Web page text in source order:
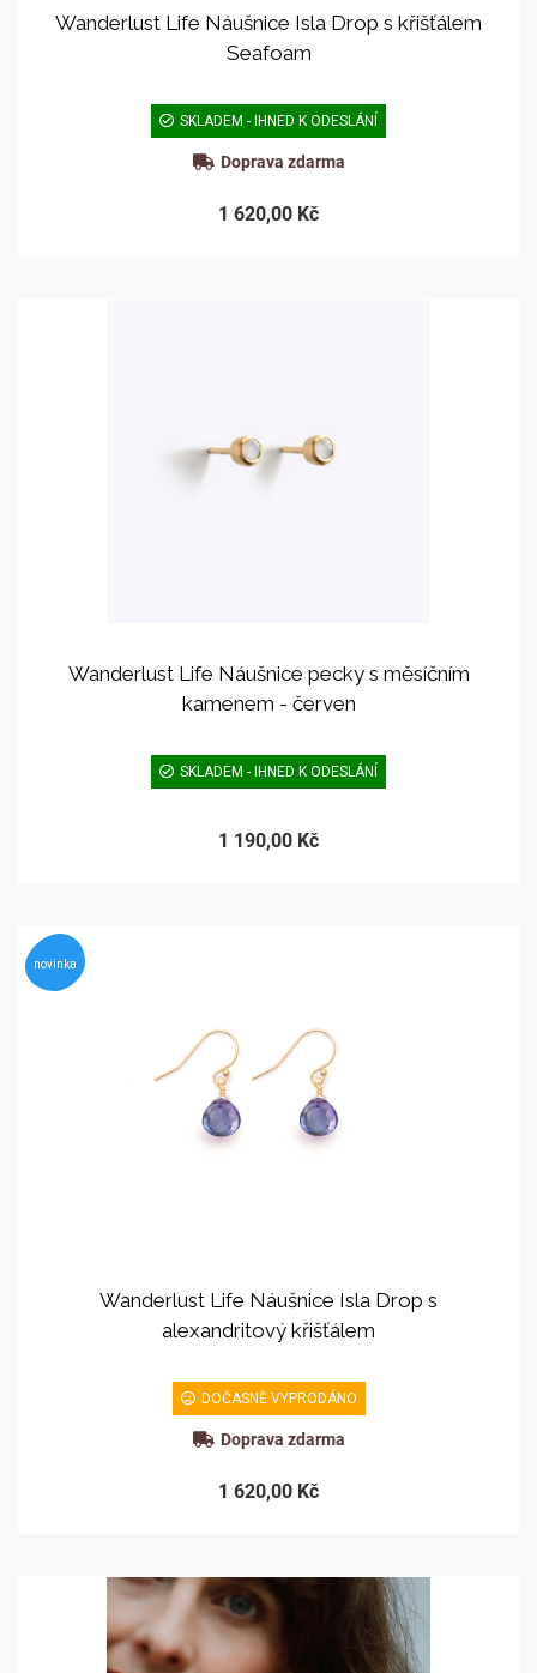
Wanderlust Life Náušnice Isla Drop s křišťálem
Seafoam
SKLADEM - IHNED K ODESLÁNÍ
Doprava zdarma
1 620,00 Kč
Wanderlust Life Náušnice pecky s měsíčním
kamenem - červen
SKLADEM - IHNED K ODESLÁNÍ
1 190,00 Kč
novinka
Wanderlust Life Náušnice Isla Drop s
alexandritový křišťálem
DOČASNĚ VYPRODÁNO
Doprava zdarma
1 620,00 Kč